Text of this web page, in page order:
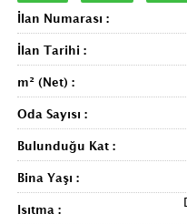
İlan Numarası :
İlan Tarihi :
m² (Net) :
Oda Sayısı :
Bulunduğu Kat :
Bina Yaşı :
Isıtma :